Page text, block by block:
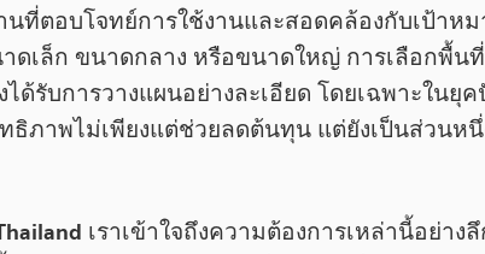
นที่ตอบโจทย์การใช้งานและสอดคล้องกับเป้าห
ดเล็ก ขนาดกลาง หรือขนาดใหญ่ การเลือกพื้น
ด้รับการวางแผนอย่างละเอียด โดยเฉพาะใน
ภาพไม่เพียงแต่ช่วยลดต้นทุน แต่ยังเป็นส่วนหนึ่
เราเข้าใจถึงความต้องการเหล่านี้อย่า